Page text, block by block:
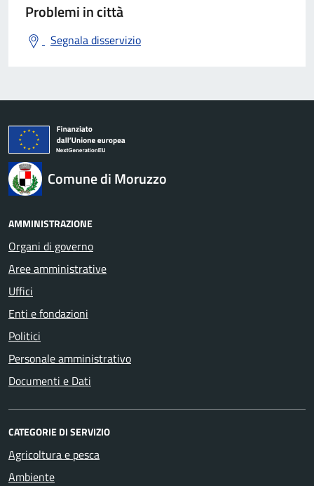
Problemi in città
Segnala disservizio
Comune di Moruzzo
AMMINISTRAZIONE
Organi di governo
Aree amministrative
Uffici
Enti e fondazioni
Politici
Personale amministrativo
Documenti e Dati
CATEGORIE DI SERVIZIO
Agricoltura e pesca
Ambiente